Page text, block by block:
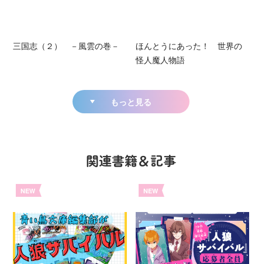
三国志（２） －風雲の巻－
ほんとうにあった！ 世界の
怪人魔人物語
もっと見る
関連書籍＆記事
NEW NEW